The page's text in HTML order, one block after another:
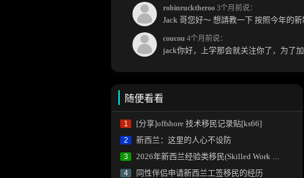
robinrucktheroo 3个月前说：
coucou 4个月前说：
随便看看
1 [分享]offshore 技术移民记录贴[ks66]
2 新西兰：这里的人心不设防
3 2026年新西兰经验类移民(Skilled Work Experience Residence Visa)
4 同性伴侣申请新西兰工签移民的经历